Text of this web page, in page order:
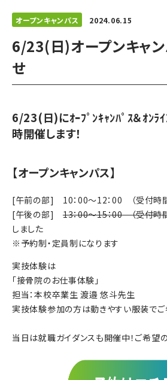
オープンキャンパス 2024.06.15
6/23(日)オープンキャ
せ
6/23(日)にｵｰﾌﾟﾝｷｬﾝﾊﾟｽ＆ｵﾝﾗ
時開催します！
【オープンキャンパス】
[午前の部] 10：00～12：00 （受付時
[午後の部] 13：00～15：00 （受付時
しました
※予約制・定員制になります
実技体験は
「接骨院のお仕事体験」
担当：本校卒業生 渡邉 悠斗先生
実技体験参加の方は動きやすい服装で
当日は就職ガイダンスも開催中！ご希望